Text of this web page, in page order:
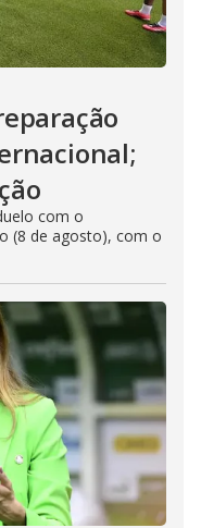
com o
(8 de agosto), com o